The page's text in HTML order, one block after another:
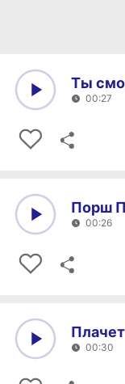
Ты
00:27
Порш
00:26
00:30